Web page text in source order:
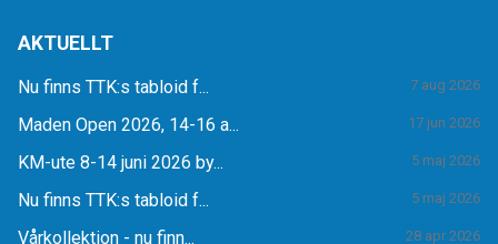
AKTUELLT
Nu finns TTK:s tabloid f... 7 aug 2026
Maden Open 2026, 14-16 a... 17 jun 2026
KM-ute 8-14 juni 2026 by... 5 maj 2026
Nu finns TTK:s tabloid f... 5 maj 2026
Vårkollektion - nu finn... 28 apr 2026